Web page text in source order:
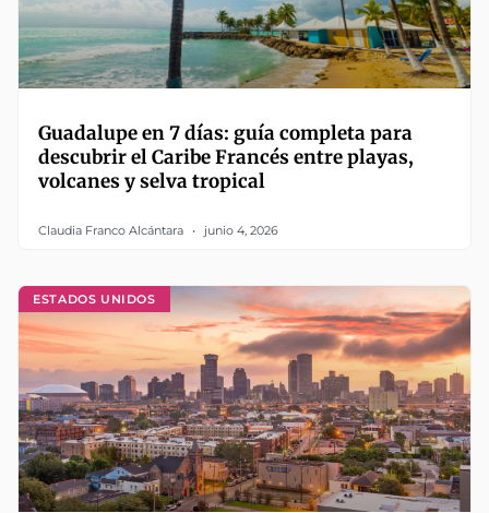
Guadalupe en 7 días: guía completa para
descubrir el Caribe Francés entre playas,
volcanes y selva tropical
Claudia Franco Alcántara junio 4, 2026
ESTADOS UNIDOS